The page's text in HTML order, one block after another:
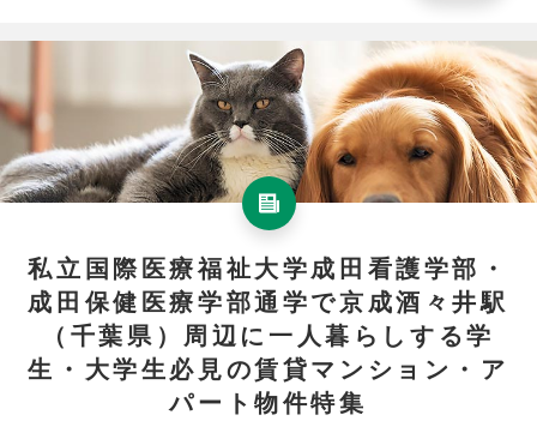
私立国際医療福祉大学成田看護学部・
成田保健医療学部通学で京成酒々井駅
（千葉県）周辺に一人暮らしする学
生・大学生必見の賃貸マンション・ア
パート物件特集